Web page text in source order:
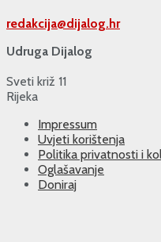
redakcija@dijalog.hr
Udruga Dijalog
Sveti križ 11
Rijeka
Impressum
Uvjeti korištenja
Politika privatnosti i
Oglašavanje
Doniraj